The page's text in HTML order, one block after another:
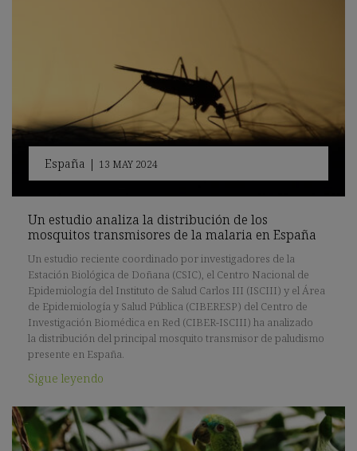
España | 13 MAY 2024
Un estudio analiza la distribución de los
mosquitos transmisores de la malaria en España
Un estudio reciente coordinado por investigadores de la
Estación Biológica de Doñana (CSIC), el Centro Nacional de
Epidemiología del Instituto de Salud Carlos III (ISCIII) y el Área
de Epidemiología y Salud Pública (CIBERESP) del Centro de
Investigación Biomédica en Red (CIBER-ISCIII) ha analizado
la distribución del principal mosquito transmisor de paludismo
presente en España.
Sigue leyendo